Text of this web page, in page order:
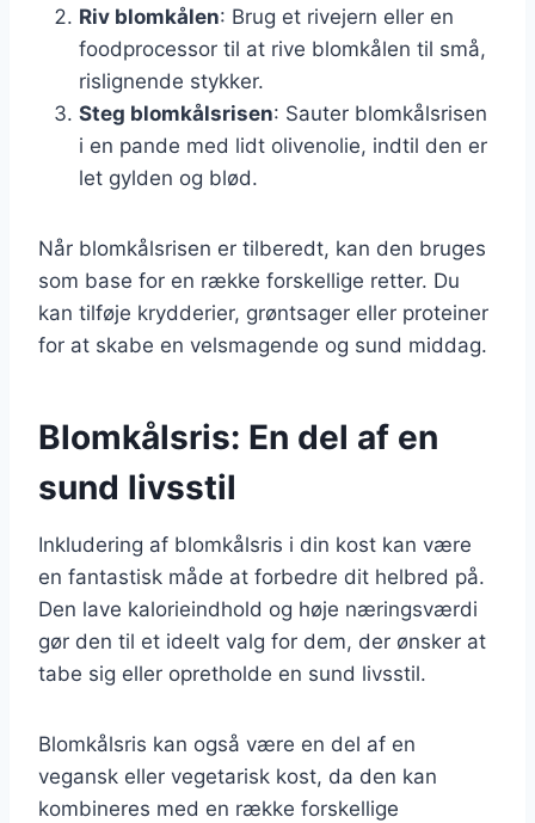
Riv blomkålen: Brug et rivejern eller en
foodprocessor til at rive blomkålen til små,
rislignende stykker.
Steg blomkålsrisen: Sauter blomkålsrisen
i en pande med lidt olivenolie, indtil den er
let gylden og blød.
Når blomkålsrisen er tilberedt, kan den bruges
som base for en række forskellige retter. Du
kan tilføje krydderier, grøntsager eller proteiner
for at skabe en velsmagende og sund middag.
Blomkålsris: En del af en
sund livsstil
Inkludering af blomkålsris i din kost kan være
en fantastisk måde at forbedre dit helbred på.
Den lave kalorieindhold og høje næringsværdi
gør den til et ideelt valg for dem, der ønsker at
tabe sig eller opretholde en sund livsstil.
Blomkålsris kan også være en del af en
vegansk eller vegetarisk kost, da den kan
kombineres med en række forskellige